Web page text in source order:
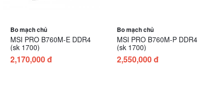
Bo mạch chủ
MSI PRO B760M-E DDR4
(sk 1700)
2,170,000 đ
Bo mạch chủ
MSI PRO B760M-P DDR4
(sk 1700)
2,550,000 đ